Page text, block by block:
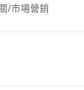
/市場營銷